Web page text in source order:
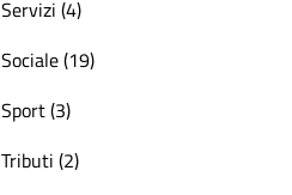
Servizi (4)
Sociale (19)
Sport (3)
Tributi (2)